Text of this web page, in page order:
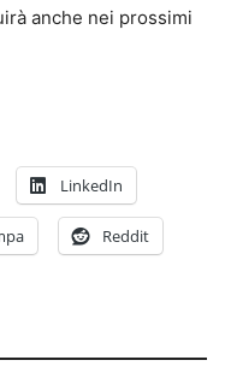
anche nei prossimi
LinkedIn
Reddit